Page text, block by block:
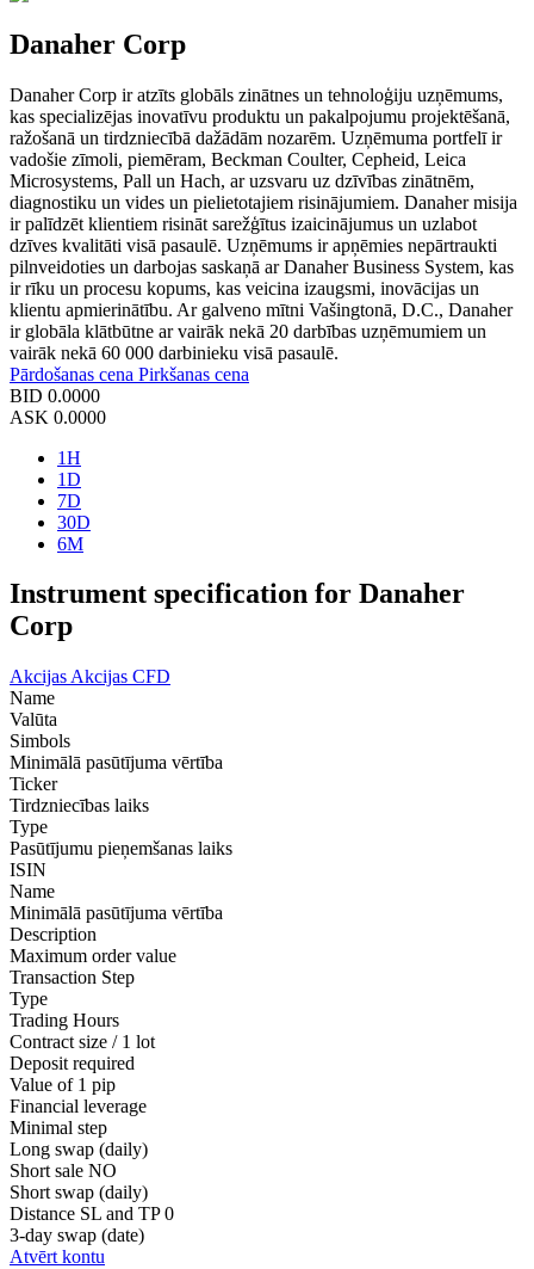
Danaher Corp
Danaher Corp ir atzīts globāls zinātnes un tehnoloģiju uzņēmums,
kas specializējas inovatīvu produktu un pakalpojumu projektēšanā,
ražošanā un tirdzniecībā dažādām nozarēm. Uzņēmuma portfelī ir
vadošie zīmoli, piemēram, Beckman Coulter, Cepheid, Leica
Microsystems, Pall un Hach, ar uzsvaru uz dzīvības zinātnēm,
diagnostiku un vides un pielietotajiem risinājumiem. Danaher misija
ir palīdzēt klientiem risināt sarežģītus izaicinājumus un uzlabot
dzīves kvalitāti visā pasaulē. Uzņēmums ir apņēmies nepārtraukti
pilnveidoties un darbojas saskaņā ar Danaher Business System, kas
ir rīku un procesu kopums, kas veicina izaugsmi, inovācijas un
klientu apmierinātību. Ar galveno mītni Vašingtonā, D.C., Danaher
ir globāla klātbūtne ar vairāk nekā 20 darbības uzņēmumiem un
vairāk nekā 60 000 darbinieku visā pasaulē.
Pārdošanas cena Pirkšanas cena
BID 0.0000
ASK 0.0000
1H
1D
7D
30D
6M
Instrument specification for Danaher
Corp
Akcijas Akcijas CFD
Name
Valūta
Simbols
Minimālā pasūtījuma vērtība
Ticker
Tirdzniecības laiks
Type
Pasūtījumu pieņemšanas laiks
ISIN
Name
Minimālā pasūtījuma vērtība
Description
Maximum order value
Transaction Step
Type
Trading Hours
Contract size / 1 lot
Deposit required
Value of 1 pip
Financial leverage
Minimal step
Long swap (daily)
Short sale NO
Short swap (daily)
Distance SL and TP 0
3-day swap (date)
Atvērt kontu